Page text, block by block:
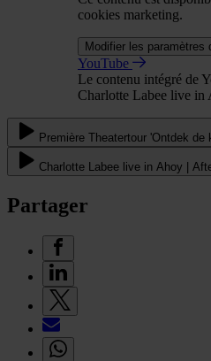
cookies marketing.
Modifier les paramètres
YouTube
Le contenu intégré de
Charlotte Labee live
Première Theatertour 'Ontdek de
Charlotte Labee live in Ahoy |
Partager